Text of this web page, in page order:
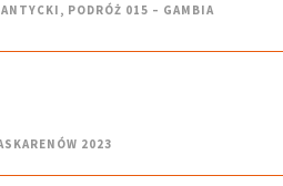
, PODRÓŻ 015 – GAMBIA
2023